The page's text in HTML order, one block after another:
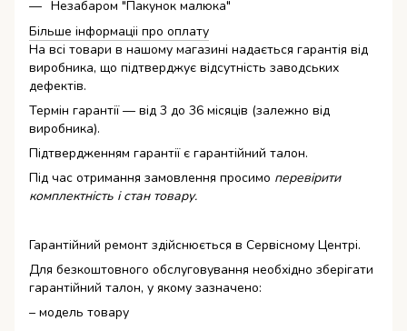
Незабаром "Пакунок малюка"
Більше інформаціі про оплату
На всі товари в нашому магазині надається гарантія від
виробника, що підтверджує відсутність заводських
дефектів.
Термін гарантії — від 3 до 36 місяців (залежно від
виробника).
Підтвердженням гарантії є гарантійний талон.
Під час отримання замовлення просимо перевірити
комплектність і стан товару.
Гарантійний ремонт здійснюється в Сервісному Центрі.
Для безкоштовного обслуговування необхідно зберігати
гарантійний талон, у якому зазначено:
– модель товару